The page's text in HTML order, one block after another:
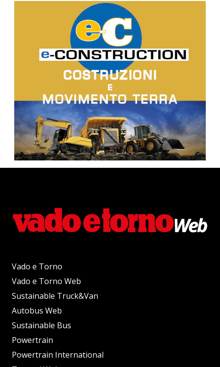
Vado e Torno
Vado e Torno Web
Sustainable Truck&Van
Autobus Web
Sustainable Bus
Powertrain
Powertrain International